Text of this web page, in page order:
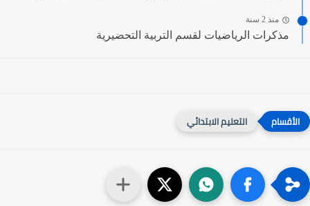
منذ 2 سنة
مذكرات الرياضيات لقسم التربية التحضيرية
التعليم الابتدائي